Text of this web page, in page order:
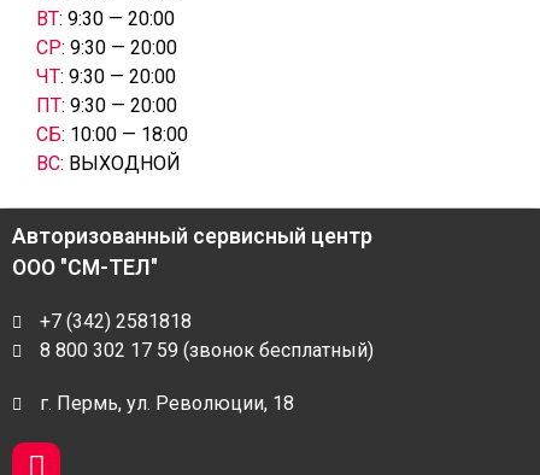
ВТ: 9:30 — 20:00
СР: 9:30 — 20:00
ЧТ: 9:30 — 20:00
ПТ: 9:30 — 20:00
СБ: 10:00 — 18:00
ВС: ВЫХОДНОЙ
Авторизованный сервисный центр
ООО "СМ-ТЕЛ"
+7 (342) 2581818
8 800 302 17 59 (звонок бесплатный)
г. Пермь, ул. Революции, 18